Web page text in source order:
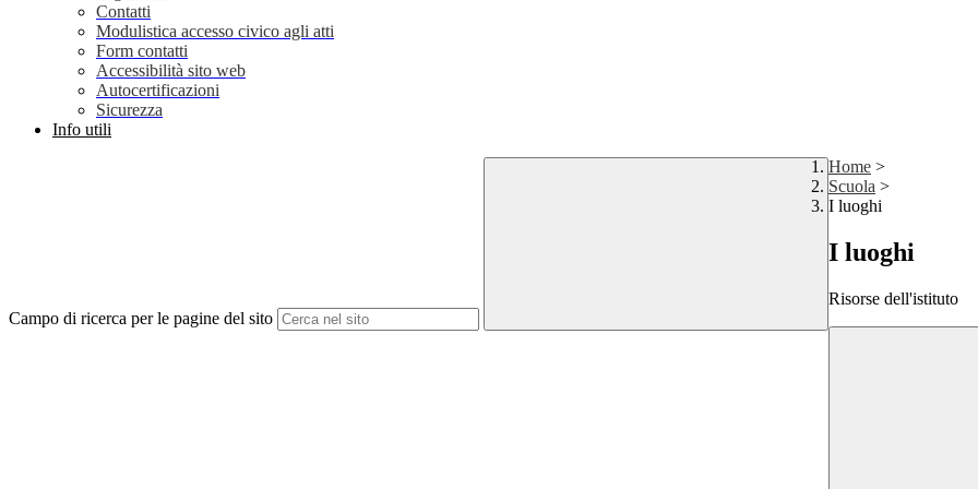
Contatti
Modulistica accesso civico agli atti
Form contatti
Accessibilità sito web
Autocertificazioni
Sicurezza
Info utili
Campo di ricerca per le pagine del sito
Home >
Scuola >
I luoghi
I luoghi
Risorse dell'istituto